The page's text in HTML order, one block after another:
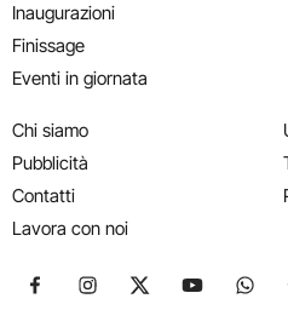
Inaugurazioni
Finissage
Eventi in giornata
Chi siamo
Pubblicità
Contatti
Lavora con noi
Seguici su Facebook
Seguici su Instagram
Seguici su X
Seguici su